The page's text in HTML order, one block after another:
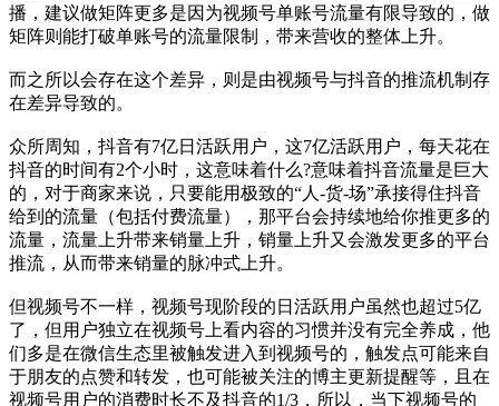
播，建议做矩阵更多是因为视频号单账号流量有限导致的，做
矩阵则能打破单账号的流量限制，带来营收的整体上升。
而之所以会存在这个差异，则是由视频号与抖音的推流机制存
在差异导致的。
众所周知，抖音有7亿日活跃用户，这7亿活跃用户，每天花在
抖音的时间有2个小时，这意味着什么?意味着抖音流量是巨大
的，对于商家来说，只要能用极致的“人-货-场”承接得住抖音
给到的流量（包括付费流量），那平台会持续地给你推更多的
流量，流量上升带来销量上升，销量上升又会激发更多的平台
推流，从而带来销量的脉冲式上升。
但视频号不一样，视频号现阶段的日活跃用户虽然也超过5亿
了，但用户独立在视频号上看内容的习惯并没有完全养成，他
们多是在微信生态里被触发进入到视频号的，触发点可能来自
于朋友的点赞和转发，也可能被关注的博主更新提醒等，且在
视频号用户的消费时长不及抖音的1/3，所以，当下视频号的